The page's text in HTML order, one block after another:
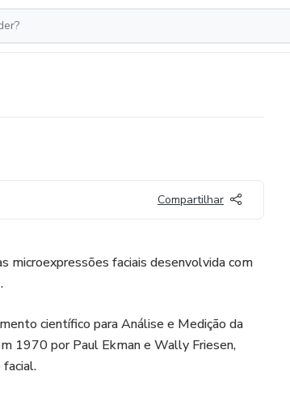
Compartilhar
microexpressões faciais desenvolvida com
científico para Análise e Medição da
1970 por Paul Ekman e Wally Friesen,
facial.